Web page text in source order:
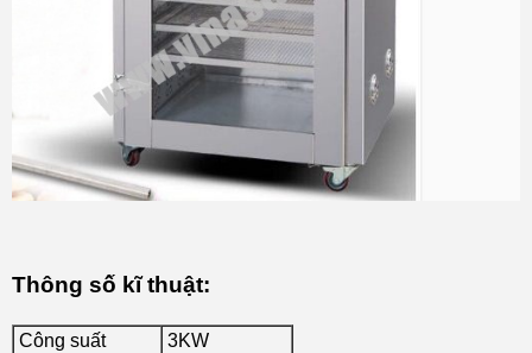
Thông số kĩ thuật:
Công suất
3KW